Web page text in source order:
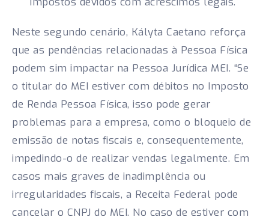
Neste segundo cenário, Kályta Caetano reforça
que as pendências relacionadas à Pessoa Física
podem sim impactar na Pessoa Jurídica MEI. “Se
o titular do MEI estiver com débitos no Imposto
de Renda Pessoa Física, isso pode gerar
problemas para a empresa, como o bloqueio de
emissão de notas fiscais e, consequentemente,
impedindo-o de realizar vendas legalmente. Em
casos mais graves de inadimplência ou
irregularidades fiscais, a Receita Federal pode
cancelar o CNPJ do MEI. No caso de estiver com